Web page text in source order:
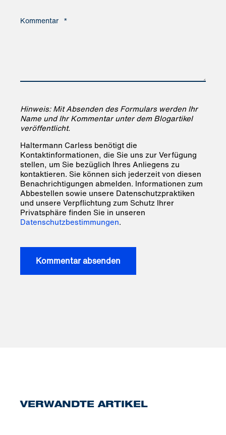
Kommentar *
Hinweis: Mit Absenden des Formulars werden Ihr
Name und Ihr Kommentar unter dem Blogartikel
veröffentlicht.
Haltermann Carless benötigt die
Kontaktinformationen, die Sie uns zur Verfügung
stellen, um Sie bezüglich Ihres Anliegens zu
kontaktieren. Sie können sich jederzeit von diesen
Benachrichtigungen abmelden. Informationen zum
Abbestellen sowie unsere Datenschutzpraktiken
und unsere Verpflichtung zum Schutz Ihrer
Privatsphäre finden Sie in unseren
Datenschutzbestimmungen.
VERWANDTE ARTIKEL